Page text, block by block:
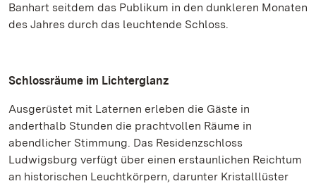
Banhart seitdem das Publikum in den dunkleren Monaten
des Jahres durch das leuchtende Schloss.
Schlossräume im Lichterglanz
Ausgerüstet mit Laternen erleben die Gäste in
anderthalb Stunden die prachtvollen Räume in
abendlicher Stimmung. Das Residenzschloss
Ludwigsburg verfügt über einen erstaunlichen Reichtum
an historischen Leuchtkörpern, darunter Kristalllüster